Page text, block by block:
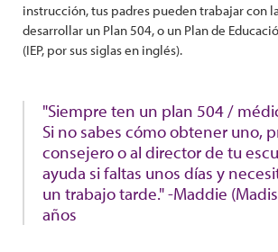
instrucción, tus padres pueden trabajar con
desarrollar un Plan 504, o un Plan de
(IEP, por sus siglas en inglés).
"Siempre ten un plan 504 /
Si no sabes cómo obtener uno,
consejero o al director de tu
ayuda si faltas unos días y
un trabajo tarde." -Maddie
años